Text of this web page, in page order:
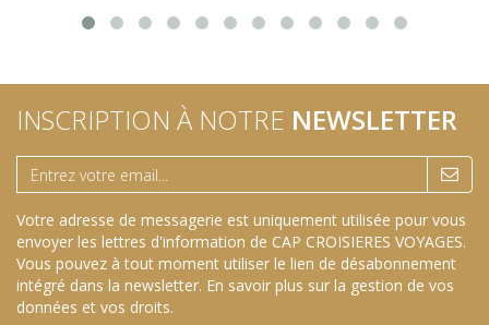
INSCRIPTION À NOTRE NEWSLETTER
Votre adresse de messagerie est uniquement utilisée pour vous
envoyer les lettres d'information de CAP CROISIERES VOYAGES.
Vous pouvez à tout moment utiliser le lien de désabonnement
intégré dans la newsletter. En savoir plus sur la gestion de vos
données et vos droits.